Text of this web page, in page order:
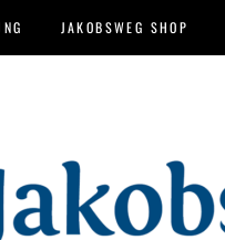
JAKOBSWEG SHOP